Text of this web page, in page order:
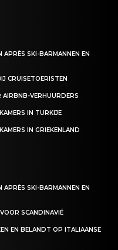
SKI-BARMANNEN EN
CRUISETOERISTEN
AIRBNB-VERHUURDERS
IN TURKIJE
IN GRIEKENLAND
SKI-BARMANNEN EN
SCANDINAVIË
EN BELANDT OP ITALIAANSE